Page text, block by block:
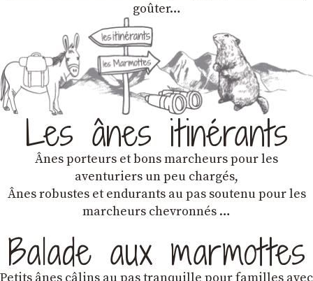
goûter…
Les ânes itinérants
Ânes porteurs et bons marcheurs pour les
aventuriers un peu chargés,
Ânes robustes et endurants au pas soutenu pour les
marcheurs chevronnés …
Balade aux marmottes